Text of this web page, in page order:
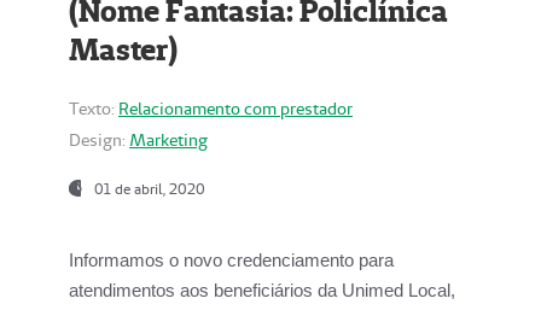
(Nome Fantasia: Policlínica
Master)
Texto: Relacionamento com prestador
Design: Marketing
01 de abril, 2020
Informamos o novo credenciamento para
atendimentos aos beneficiários da Unimed Local,